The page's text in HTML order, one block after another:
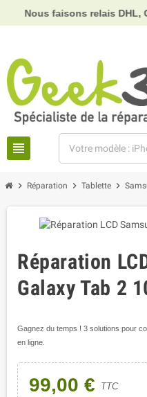
faisons relais DHL, GLS et
view_headline
chevron_right Réparation chevron_right Tablette chevron_right
Réparation
Galaxy Tab 2
Gagnez du temps ! 3 solutions pour
en ligne.
99,00 € TTC